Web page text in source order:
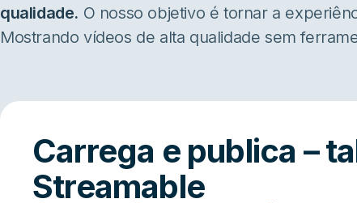
qualidade. O nosso objetivo é tornar a
Mostrando vídeos de alta qualidade sem
Carrega e publica –
Streamable